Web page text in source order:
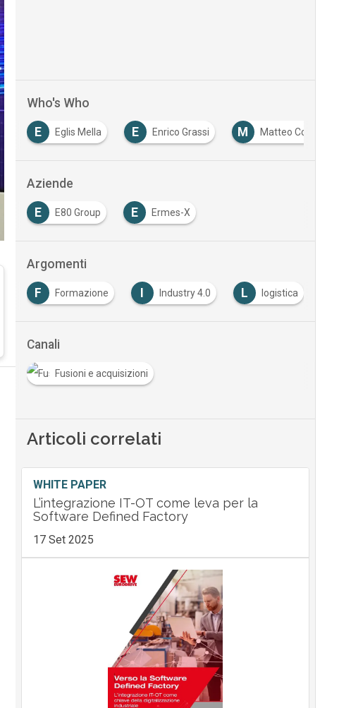
Who's Who
E Eglis Mella E Enrico Grassi M Matteo Colonna
Aziende
E E80 Group E Ermes-X
Argomenti
F Formazione Industry 4.0 L logistica
Canali
Fusioni e acquisizioni
Articoli correlati
WHITE PAPER
L’integrazione IT-OT come leva per la
Software Defined Factory
17 Set 2025